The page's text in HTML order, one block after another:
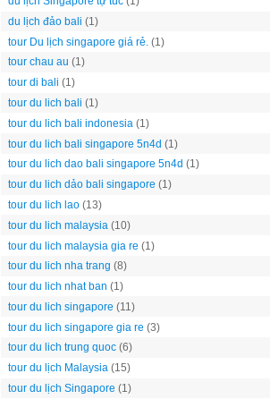
du lịch đảo bali (1)
tour Du lịch singapore giá rẻ. (1)
tour chau au (1)
tour di bali (1)
tour du lich bali (1)
tour du lich bali indonesia (1)
tour du lich bali singapore 5n4d (1)
tour du lich dao bali singapore 5n4d (1)
tour du lich dảo bali singapore (1)
tour du lich lao (13)
tour du lich malaysia (10)
tour du lich malaysia gia re (1)
tour du lich nha trang (8)
tour du lich nhat ban (1)
tour du lich singapore (11)
tour du lich singapore gia re (3)
tour du lich trung quoc (6)
tour du lịch Malaysia (15)
tour du lịch Singapore (1)